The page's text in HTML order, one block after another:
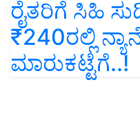
ರೈತರಿಗೆ ಸಿಹಿ
₹240ರಲ್ಲಿ
ಮಾರುಕಟ್ಟೆಗೆ..!